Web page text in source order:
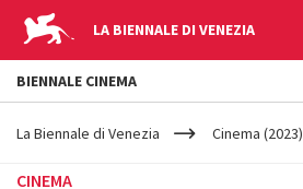
LA BIENNALE DI VENEZIA
YOUR
ARE
La Biennale di Venezia Cinema (2023)
CINEMA
BIENNALE CINEMA